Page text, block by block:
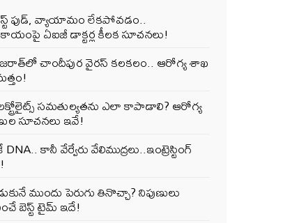
ఫుడ్, వ్యాయామం లేకపోవడం..
ఏఐజీ డాక్టర్ల కీలక సూచనలు!
చాందీపుర వైరస్ కలకలం.. ఆరోగ్య శాఖ
సమతుల్యతను ఎలా కాపాడాలి? ఆరోగ్య
సూచనలు ఇవే!
DNA.. కానీ వేర్వేరు వేలిముద్రలు..ఇంట్రెస్టింగ్
ముందు పెరుగు తినొచ్చా? నిపుణులు
బెస్ట్ టైమ్ ఇదే!